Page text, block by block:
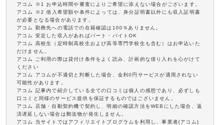
アコム ※1 お申込時間や審査によりご希望に添えない場合がございます。
アコム ※2 借入希望額や条件によっては、身分証明書以外にも収入証明書
が必要となる場合があります。
アコム 勤務先への電話での在籍確認は100％ありません。
アコム 安定した収入があればパート・バイトOK
アコム 高校生（定時制高校生および高等専門学校生も含む）はお申込いた
だけません。
アコム ご利用の際は貸付け条件をよく読み、計画的な借り入れを心がけて
ください
アコム アコムが不適切と判断した場合、金利0円サービスが適用されない
可能性があります。
アコム 記事内で紹介している全ての口コミは個人の感想であり、必ずしも
口コミと同様のサービス提供を保証するものではございません。
アコム 店舗・自動契約機で契約し、明細の確認方法をWEBにした場合、返
済遅延しない場合は郵送物が発生しません。
アコム 当サイトではアフィリエイトプログラムを利用し、事業者(アコム)